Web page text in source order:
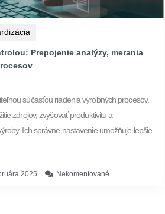
Prepojenie analýzy, merania
súčasťou riadenia výrobných procesov.
zdrojov, zvyšovať produktivitu a
Ich správne nastavenie umožňuje lepšie
2025 Nekomentované